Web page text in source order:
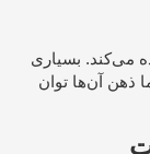
می‌کند. بسیاری
ذهن آن‌ها توان